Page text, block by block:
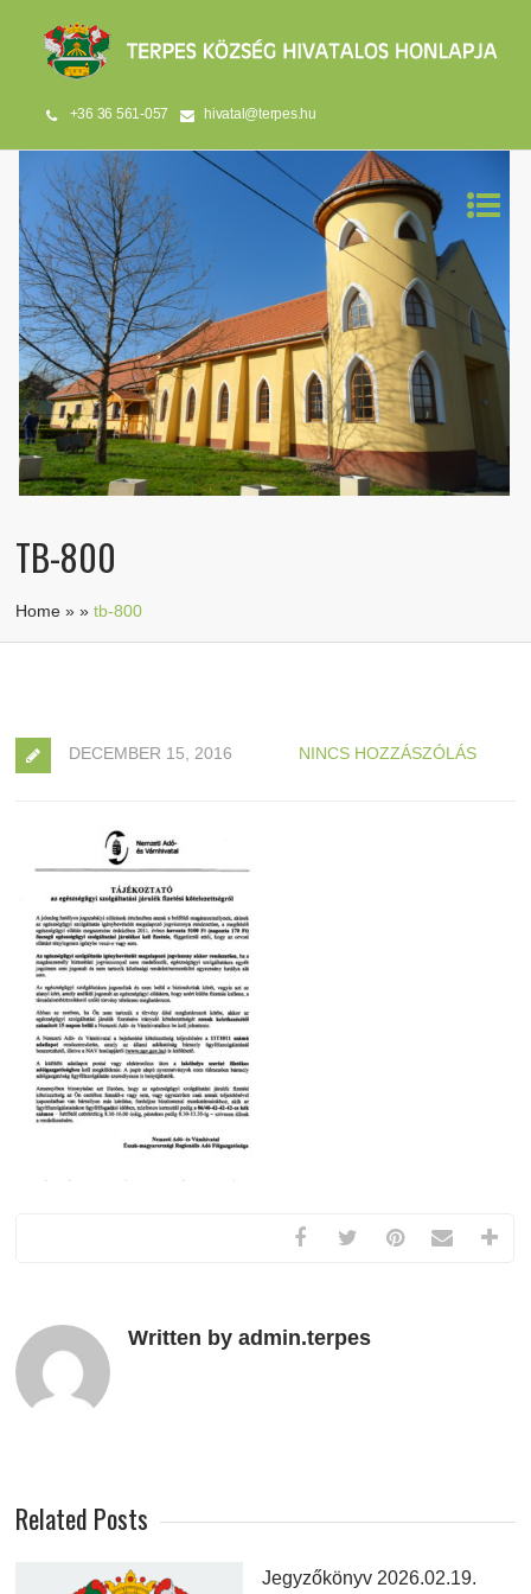
+36 36 561-057 hivatal@terpes.hu
TB-800
Home »»tb-800
DECEMBER 15, 2016 NINCS HOZZÁSZÓLÁS
Written by admin.terpes
Related Posts
Jegyzőkönyv 2026.02.19.